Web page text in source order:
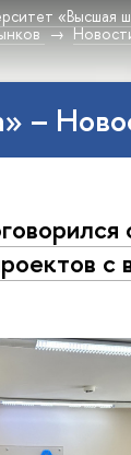
«Высшая
–
с